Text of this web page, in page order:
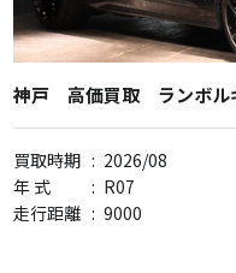
神戸 高価買取 ランボル
買取時期 : 2026/08
年 式
: R07
走行距離 : 9000